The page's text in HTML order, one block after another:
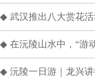
◆ 武汉推出八大赏花
◆ 在沅陵山水中，“游
◆ 沅陵一日游｜龙兴